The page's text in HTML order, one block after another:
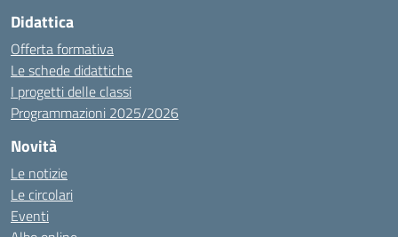
Didattica
Offerta formativa
Le schede didattiche
I progetti delle classi
Programmazioni 2025/2026
Novità
Le notizie
Le circolari
Eventi